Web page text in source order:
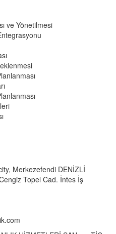
ve Yönetilmesi
Merkezefendi DENİZLİ
Topel Cad. İntes İş